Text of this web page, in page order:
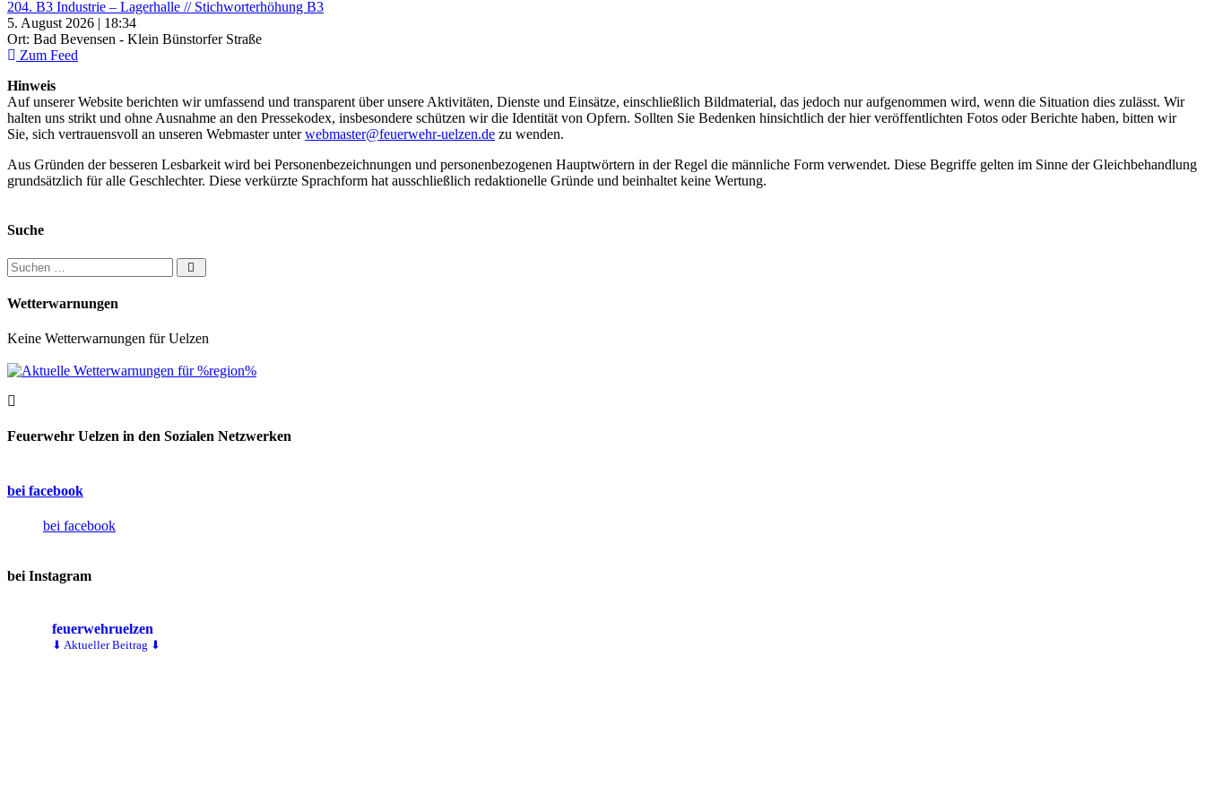
204. B3 Industrie – Lagerhalle // Stichworterhöhung B3
5. August 2026 | 18:34
Ort: Bad Bevensen - Klein Bünstorfer Straße
Zum Feed
Hinweis
Auf unserer Website berichten wir umfassend und transparent über unsere Aktivitäten, Dienste und Einsätze, einschließlich Bildmaterial, das jedoch nur aufgenommen wird, wenn die Situation dies zulässt. Wir
halten uns strikt und ohne Ausnahme an den Pressekodex, insbesondere schützen wir die Identität von Opfern. Sollten Sie Bedenken hinsichtlich der hier veröffentlichten Fotos oder Berichte haben, bitten wir
Sie, sich vertrauensvoll an unseren Webmaster unterwebmaster@feuerwehr-uelzen.de zu wenden.
Aus Gründen der besseren Lesbarkeit wird bei Personenbezeichnungen und personenbezogenen Hauptwörtern in der Regel die männliche Form verwendet. Diese Begriffe gelten im Sinne der Gleichbehandlung
grundsätzlich für alle Geschlechter. Diese verkürzte Sprachform hat ausschließlich redaktionelle Gründe und beinhaltet keine Wertung.
Suche
Suchen nach:
Wetterwarnungen
Keine Wetterwarnungen für Uelzen
Feuerwehr Uelzen in den Sozialen Netzwerken
bei facebook
bei facebook
bei Instagram
feuerwehruelzen
⬇ Aktueller Beitrag ⬇